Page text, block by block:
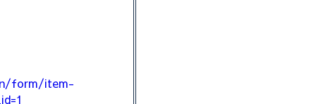
form/item-